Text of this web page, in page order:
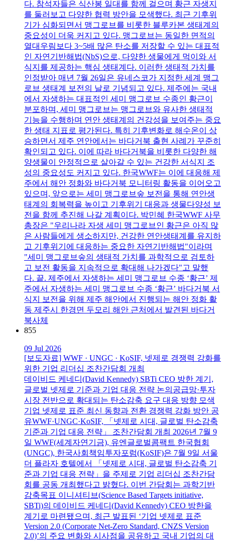
다. 참석자들은 식산봉 일대를 함께 걸으며 황근 자생지
를 둘러보고 다양한 협력 방안을 모색했다. 최근 기후위
기가 심화되면서 맹그로브를 비롯한 블루카본 생태계의
중요성이 더욱 커지고 있다. 맹그로브는 동일한 면적의
열대우림보다 3~5배 많은 탄소를 저장할 수 있는 대표적
인 자연기반해법(NbS)으로, 다양한 생물에게 먹이와 서
식지를 제공하는 핵심 생태계다. 이러한 생태적 가치를
인정받아 매년 7월 26일은 유네스코가 지정한 세계 맹그
로브 생태계 보전의 날로 기념되고 있다. 제주에는 국내
에서 자생하는 대표적인 세미 맹그로브 수종인 황근이
분포하며, 세미 맹그로브는 맹그로브와 유사한 생태적
기능을 수행하며 연안 생태계의 건강성을 보여주는 중요
한 생태 지표로 평가된다. 특히 기후변화로 해수온이 상
승하면서 제주 연안에서는 바다거북 출현 사례가 꾸준히
확인되고 있다. 이에 따라 바다거북을 비롯한 다양한 해
양생물이 안정적으로 살아갈 수 있는 건강한 서식지 조
성의 중요성도 커지고 있다. 한국WWF는 이에 대응해 제
주에서 해안 정화와 바다거북 모니터링 활동을 이어오고
있으며, 앞으로는 세미 맹그로브숲 보전을 통해 연안생
태계의 회복력을 높이고 기후위기 대응과 생물다양성 보
전을 함께 추진해 나갈 계획이다. 박민혜 한국WWF 사무
총장은 "우리나라 자생 세미 맹그로브인 황근은 아직 많
은 사람들에게 생소하지만, 건강한 연안생태계를 유지하
고 기후위기에 대응하는 중요한 자연기반해법"이라며
"세미 맹그로브숲의 생태적 가치를 과학적으로 검토하
고 보전 활동을 지속적으로 확대해 나가겠다"고 말했
다. 끝. 제주에서 자생하는 세미 맹그로브 수종 ‘황근’ 제
주에서 자생하는 세미 맹그로브 수종 ‘황근’ 바다거북 서
식지 보전을 위해 제주 해안에서 진행되는 해안 정화 활
동 제주시 한경면 두모리 해안 근처에서 발견된 바다거
북사체
855
09 Jul 2026
[보도자료] WWF · UNGC · KoSIF, 넷제로 경쟁력 강화를
위한 기업 리더십 조찬간담회 개최
데이비드 케네디(David Kennedy) SBTi CEO 방한 계기,
글로벌 넷제로 기준과 기업 대응 전략 논의공급망·투자
시장 전반으로 확대되는 탄소감축 요구 대응 방향 모색
기업 넷제로 표준 최신 동향과 전환 경쟁력 강화 방안 공
유WWF·UNGC·KoSIF, 「넷제로 시대, 글로벌 탄소감축
기준과 기업 대응 전략」 조찬간담회 개최 2026년 7월 9
일 WWF(세계자연기금), 유엔글로벌콤팩트 한국협회
(UNGC), 한국사회책임투자포럼(KoSIF)은 7월 9일 서울
더 플라자 호텔에서 「넷제로 시대, 글로벌 탄소감축 기
준과 기업 대응 전략」을 주제로 기업 리더십 조찬간담
회를 공동 개최했다고 밝혔다. 이번 간담회는 과학기반
감축목표 이니셔티브(Science Based Targets initiative,
SBTi)의 데이비드 케네디(David Kennedy) CEO 방한을
계기로 마련됐으며, 최근 발표된 ‘기업 넷제로 표준
Version 2.0 (Corporate Net-Zero Standard, CNZS Version
2.0)’의 주요 변화와 시사점을 공유하고 국내 기업의 대